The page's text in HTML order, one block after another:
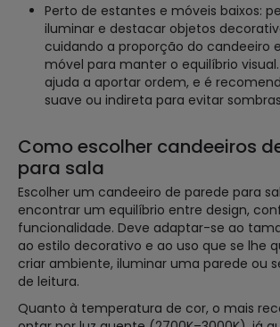
Perto de estantes e móveis baixos:
iluminar e destacar objetos
cuidando a proporção do candeeiro
móvel para manter o equilíbrio
ajuda a aportar ordem, e é
suave ou indireta para evitar
Como escolher candeeiros
para sala
Escolher um candeeiro de parede para
encontrar um equilíbrio entre design,
funcionalidade. Deve adaptar-se ao
ao estilo decorativo e ao uso que se lhe
criar ambiente, iluminar uma parede ou
de leitura.
Quanto à temperatura de cor, o mais